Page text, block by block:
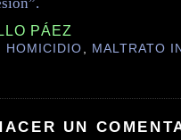
PÁEZ
HOMICIDIO , MALTRATO
UN